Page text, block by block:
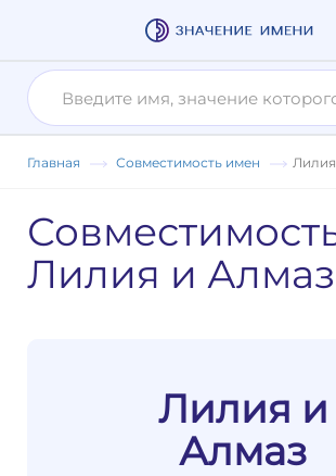
Главная Совместимость имен
Лилия и Алмаз
Лилия и
Алмаз